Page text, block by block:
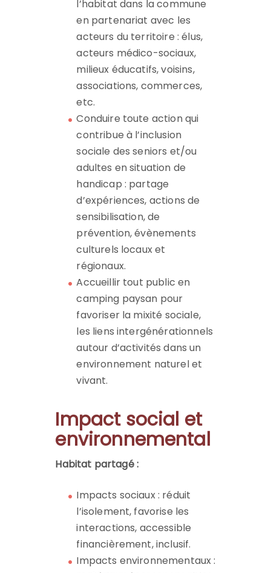
l’habitat dans la commune
en partenariat avec les
acteurs du territoire : élus,
acteurs médico-sociaux,
milieux éducatifs, voisins,
associations, commerces,
etc.
Conduire toute action qui
contribue à l’inclusion
sociale des seniors et/ou
adultes en situation de
handicap : partage
d’expériences, actions de
sensibilisation, de
prévention, évènements
culturels locaux et
régionaux.
Accueillir tout public en
camping paysan pour
favoriser la mixité sociale,
les liens intergénérationnels
autour d’activités dans un
environnement naturel et
vivant.
Impact social et
environnemental
Habitat partagé :
Impacts sociaux : réduit
l’isolement, favorise les
interactions, accessible
financièrement, inclusif.
Impacts environnementaux :